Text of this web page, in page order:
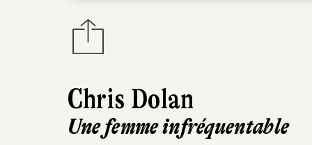
Chris Dolan
Une femme infréquentable